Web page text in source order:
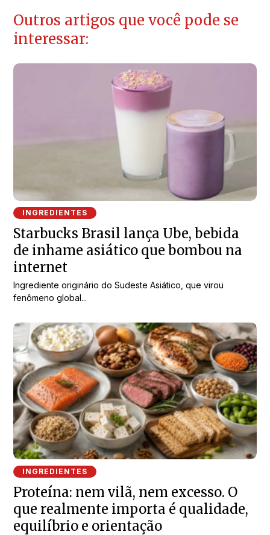
Outros artigos que você pode se
interessar:
INGREDIENTES
Starbucks Brasil lança Ube, bebida
de inhame asiático que bombou na
internet
Ingrediente originário do Sudeste Asiático, que virou
fenômeno global...
INGREDIENTES
Proteína: nem vilã, nem excesso. O
que realmente importa é qualidade,
equilíbrio e orientação